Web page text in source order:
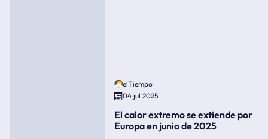
elTiempo
04 jul 2025
El calor extremo se extiende por
Europa en junio de 2025